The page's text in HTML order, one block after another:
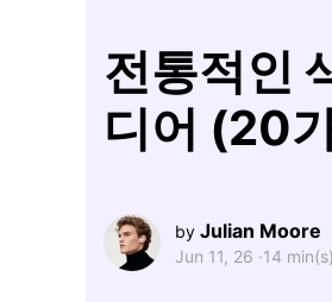
전통적인
디어 (20
by Julian Moore
Jun 11, 26 ·14 min(s)